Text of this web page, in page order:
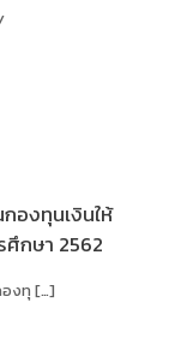
องทุนเงินให้
กษา 2562
องทุ […]